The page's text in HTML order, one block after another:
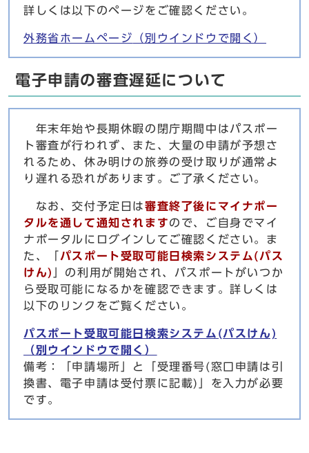
詳しくは以下のページをご確認ください。
外務省ホームページ （別ウインドウで開く）
電子申請の審査遅延について
年末年始や長期休暇の閉庁期間中はパスポー
ト審査が行われず、また、大量の申請が予想さ
れるため、休み明けの旅券の受け取りが通常よ
り遅れる恐れがあります。ご了承ください。
なお、交付予定日は審査終了後にマイナポー
タルを通して通知されますので、ご自身でマイ
ナポータルにログインしてご確認ください。ま
た、「 パスポート受取可能日検索システム(パス
けん)
」の利用が開始され、パスポートがいつか
ら受取可能になるかを確認できます。詳しくは
以下のリンクをご覧ください。
パスポート受取可能日検索システム(パスけん)
（別ウインドウで開く）
備考：「申請場所」と「受理番号(窓口申請は引
換書、電子申請は受付票に記載)」を入力が必要
です。